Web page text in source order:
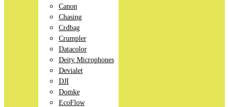
Canon
Chasing
Crdbag
Crumpler
Datacolor
Deity Microphones
Devialet
DJI
Domke
EcoFlow